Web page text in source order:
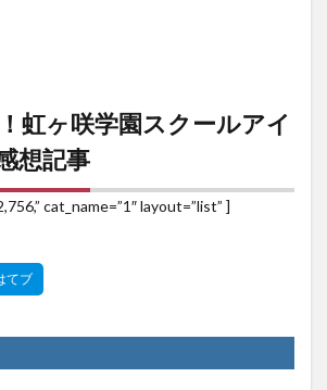
虹ヶ咲学園スクールアイ
想記事
cat_name=”1″ layout=”list” ]